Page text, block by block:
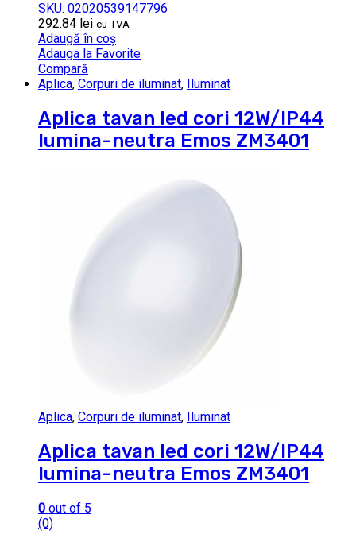
SKU: 02020539147796
292.84 lei cu TVA
Adaugă în coș
Adauga la Favorite
Compară
Aplica, Corpuri de iluminat, Iluminat
Aplica tavan led cori 12W/IP44
lumina-neutra Emos ZM3401
Aplica, Corpuri de iluminat, Iluminat
Aplica tavan led cori 12W/IP44
lumina-neutra Emos ZM3401
0 out of 5
(0)